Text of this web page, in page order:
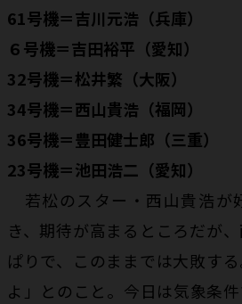
61号機＝吉川元浩（兵庫）
６号機＝吉田裕平（愛知）
32号機＝松井繁（大阪）
34号機＝西山貴浩（福岡）
36号機＝豊田健士郎（三重）
23号機＝池田浩二（愛知）
若松のスター・西山貴浩が
き、期待が高まるところだが
ぱりで、このままでは大敗す
よ」とのこと。今日は気象条